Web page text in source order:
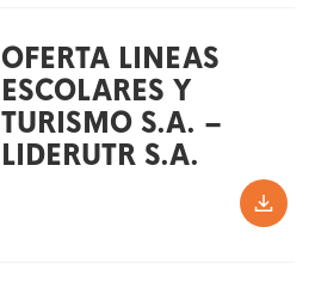
OFERTA LINEAS
ESCOLARES Y
TURISMO S.A. –
LIDERUTR S.A.